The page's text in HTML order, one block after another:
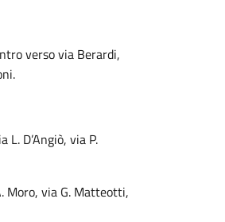
verso via Berardi,
D’Angiò, via P.
Moro, via G. Matteotti,